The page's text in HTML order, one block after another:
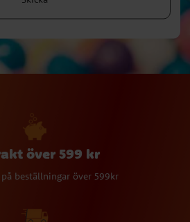
över 599 kr
beställningar över 599kr